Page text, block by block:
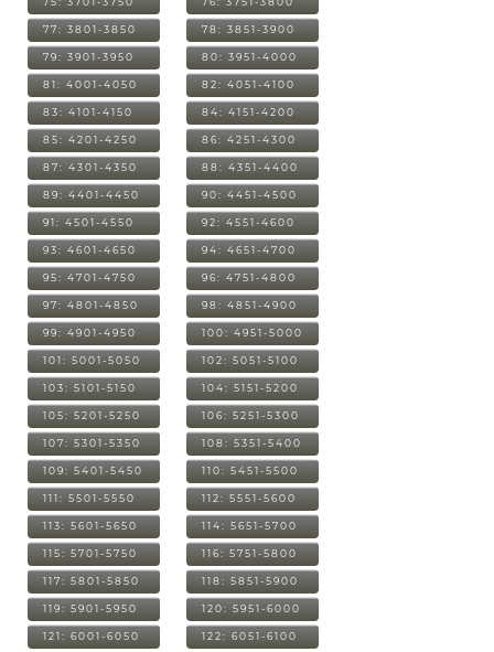
77: 3801-3850 78: 3851-3900
79: 3901-3950 80: 3951-4000
81: 4001-4050 82: 4051-4100
83: 4101-4150 84: 4151-4200
85: 4201-4250 86: 4251-4300
87: 4301-4350 88: 4351-4400
89: 4401-4450 90: 4451-4500
91: 4501-4550 92: 4551-4600
93: 4601-4650 94: 4651-4700
95: 4701-4750 96: 4751-4800
97: 4801-4850 98: 4851-4900
99: 4901-4950 100: 4951-5000
101: 5001-5050 102: 5051-5100
103: 5101-5150 104: 5151-5200
105: 5201-5250 106: 5251-5300
107: 5301-5350 108: 5351-5400
109: 5401-5450 110: 5451-5500
111: 5501-5550 112: 5551-5600
113: 5601-5650 114: 5651-5700
115: 5701-5750 116: 5751-5800
117: 5801-5850 118: 5851-5900
119: 5901-5950 120: 5951-6000
121: 6001-6050 122: 6051-6100